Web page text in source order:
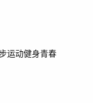
运动健身青春